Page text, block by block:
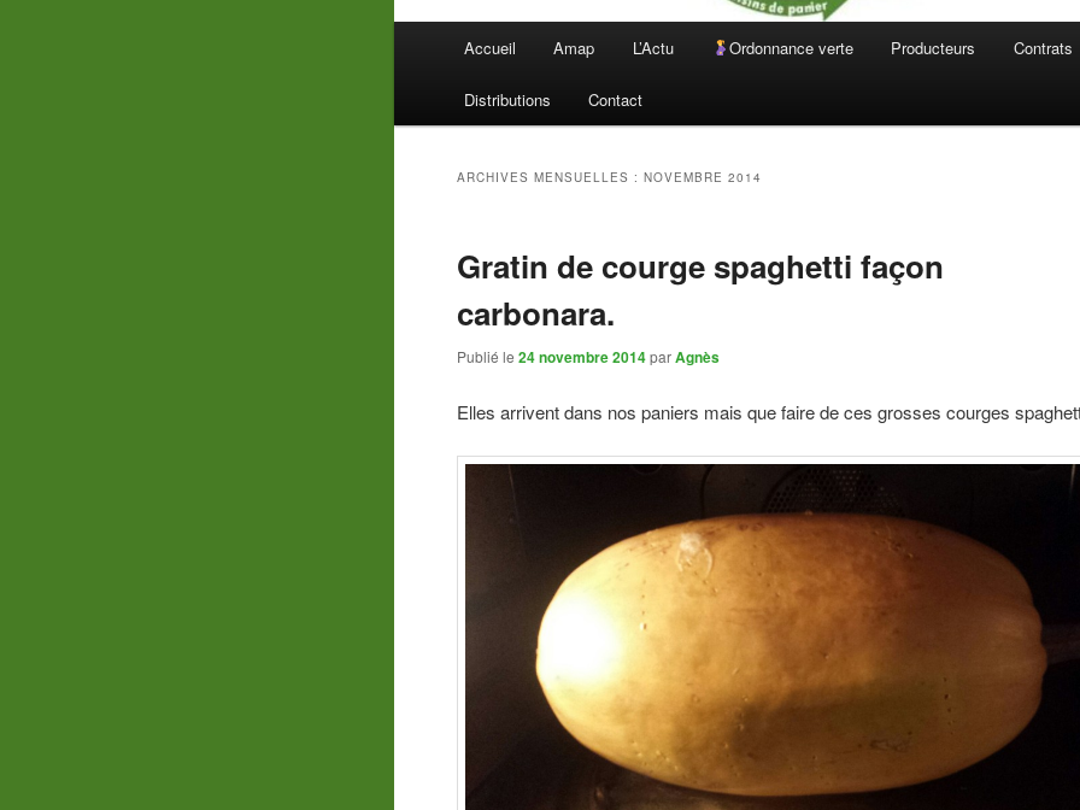
Accueil Amap L’Actu Ordonnance verte Producteurs Contrats
Distributions Contact
ARCHIVES MENSUELLES :NOVEMBRE 2014
Gratin de courge spaghetti façon
carbonara.
Publié le24 novembre 2014 parAgnès
Elles arrivent dans nos paniers mais que faire de ces grosses courges